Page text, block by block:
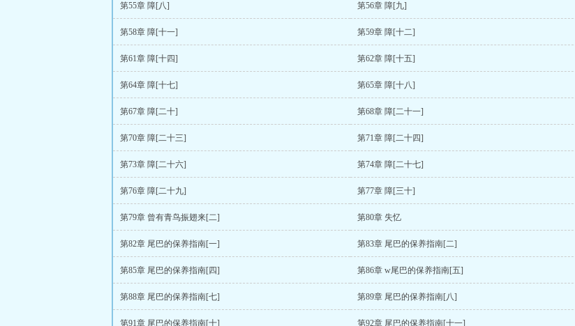
第55章 障[八] 第56章 障[九]
第58章 障[十一] 第59章 障[十二]
第61章 障[十四] 第62章 障[十五]
第64章 障[十七] 第65章 障[十八]
第67章 障[二十] 第68章 障[二十一]
第70章 障[二十三] 第71章 障[二十四]
第73章 障[二十六] 第74章 障[二十七]
第76章 障[二十九] 第77章 障[三十]
第79章 曾有青鸟振翅来[二] 第80章 失忆
第82章 尾巴的保养指南[一] 第83章 尾巴的保养指南[二]
第85章 尾巴的保养指南[四] 第86章 w尾巴的保养指南[五]
第88章 尾巴的保养指南[七] 第89章 尾巴的保养指南[八]
第91章 尾巴的保养指南[十] 第92章 尾巴的保养指南[十一]